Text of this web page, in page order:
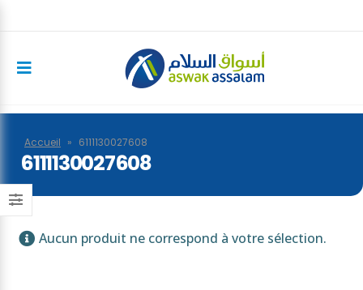
Accueil » 6111130027608
6111130027608
Aucun produit ne correspond à votre sélection.